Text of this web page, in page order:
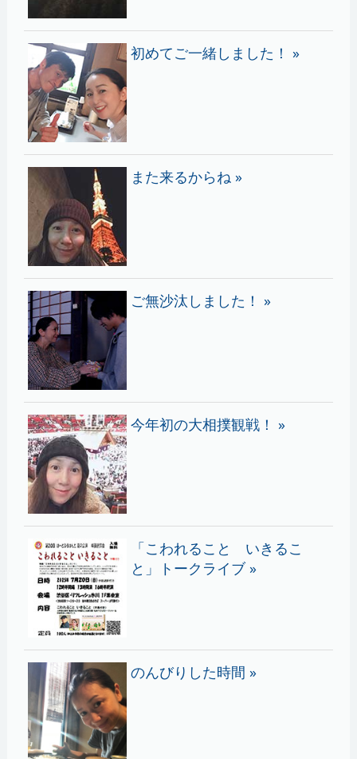
初めてご一緒しました！ »
また来るからね »
ご無沙汰しました！ »
今年初の大相撲観戦！ »
「こわれること いきるこ
と」トークライブ »
のんびりした時間 »